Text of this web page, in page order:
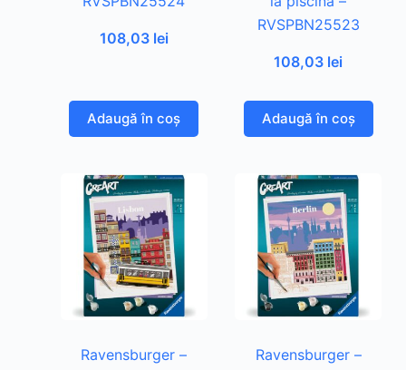
108,03 lei
Adaugă în coș
RVSPBN25523
108,03 lei
Adaugă în coș
Ravensburger –
Ravensburger –